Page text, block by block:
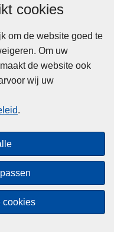
van
teaser
cookies
om de website goed te
Om uw
de website ook
wij uw
.
cookies